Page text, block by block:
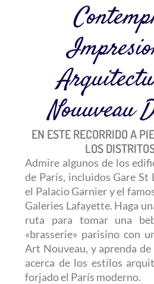
Nouuveau
EN ESTE RECORRIDO A
LOS
Admire algunos de los
de París, incluidos Gare St
el Palacio Garnier y el
Galeries Lafayette. Haga
ruta para tomar una
«brasserie» parisino con
Art Nouveau, y aprenda
acerca de los estilos
forjado el París moderno.